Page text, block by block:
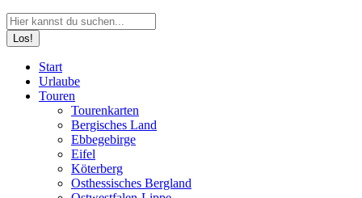
Search:
page
opens
page
opens
page
opens
Start
Urlaube
Touren
Tourenkarten
Bergisches Land
Ebbegebirge
Eifel
Köterberg
Osthessisches Bergland